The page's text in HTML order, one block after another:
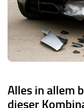
Alles in allem
dieser